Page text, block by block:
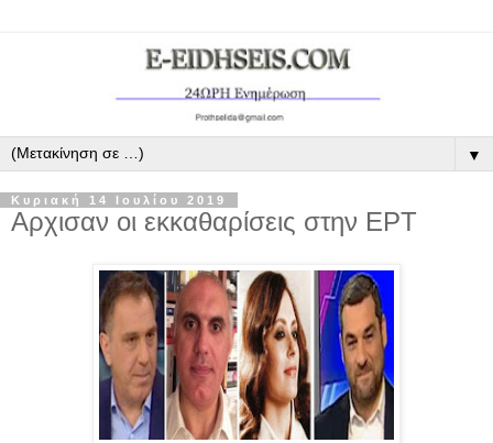
▼
Κυριακή 14 Ιουλίου 2019
Αρχισαν οι εκκαθαρίσεις στην ΕΡΤ